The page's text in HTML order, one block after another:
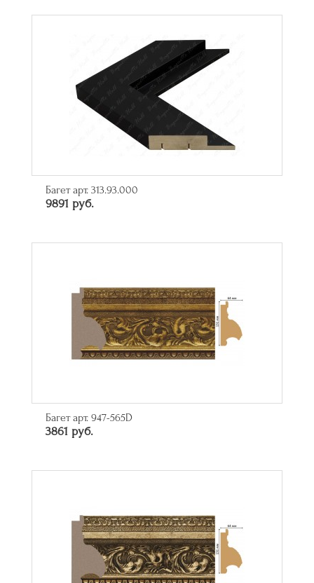
Багет арт. 313.93.000
9891 руб.
Багет арт. 947-565D
3861 руб.